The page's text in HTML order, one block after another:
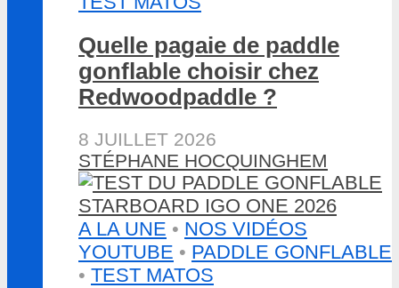
Quelle pagaie de paddle
gonflable choisir chez
Redwoodpaddle ?
8 JUILLET 2026
STÉPHANE HOCQUINGHEM
A LA UNE • NOS VIDÉOS
YOUTUBE • PADDLE GONFLABLE
• TEST MATOS